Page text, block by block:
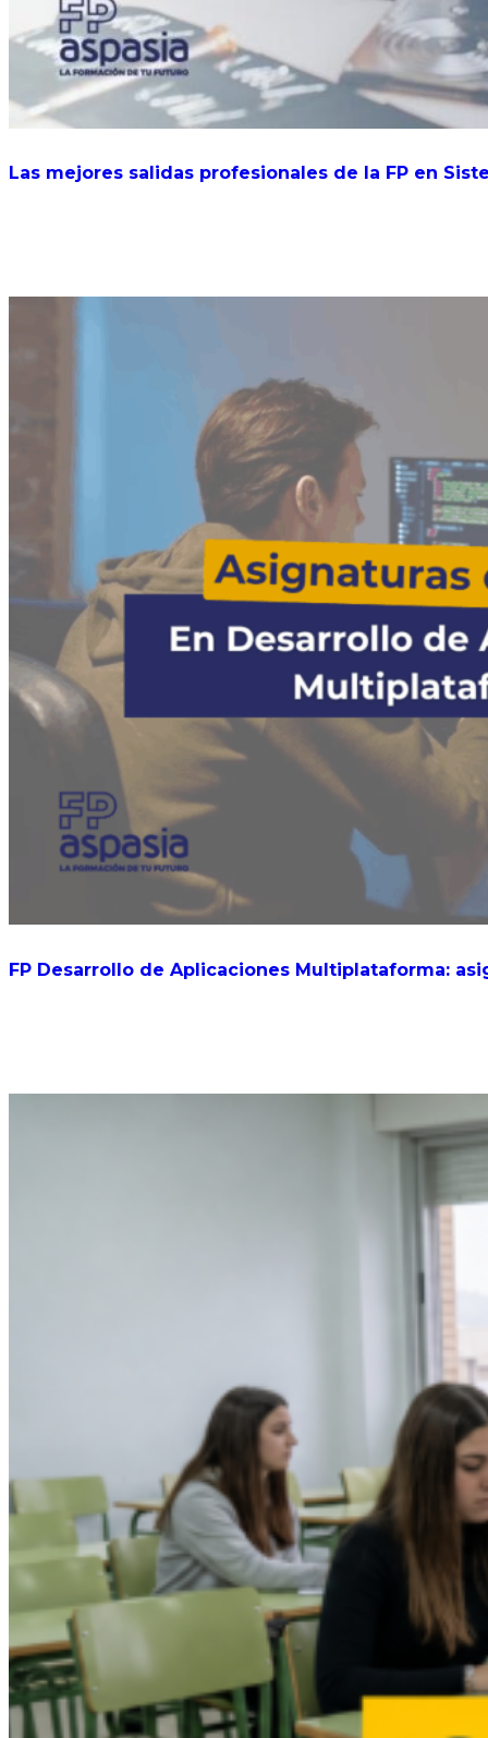
Las mejores salidas profesionales de la FP en
FP Desarrollo de Aplicaciones Multiplataforma: